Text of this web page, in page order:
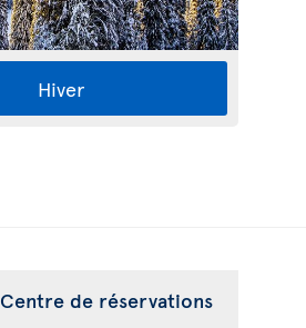
Hiver
Centre de réservations